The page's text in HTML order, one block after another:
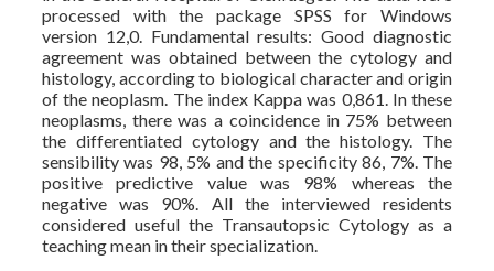
processed with the package SPSS for Windows
version 12,0. Fundamental results: Good diagnostic
agreement was obtained between the cytology and
histology, according to biological character and origin
of the neoplasm. The index Kappa was 0,861. In these
neoplasms, there was a coincidence in 75% between
the differentiated cytology and the histology. The
sensibility was 98, 5% and the specificity 86, 7%. The
positive predictive value was 98% whereas the
negative was 90%. All the interviewed residents
considered useful the Transautopsic Cytology as a
teaching mean in their specialization.